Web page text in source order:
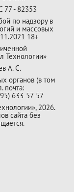
- 82353
по надзору в
и массовых
18+
Технологии»
А. С.
органов (в том
почта:
633-57-57
2026.
сайта без